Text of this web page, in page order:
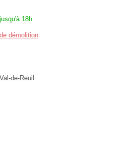
18h
démolition
de-Reuil